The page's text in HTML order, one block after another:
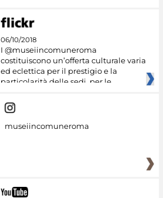
06/10/2018
I @museiincomuneroma
costituiscono un’offerta culturale varia
ed eclettica per il prestigio e la
particolarità delle sedi, per le
museiincomuneroma